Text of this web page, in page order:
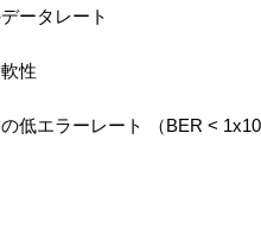
ータレート
性
低エラーレート （BER < 1x10